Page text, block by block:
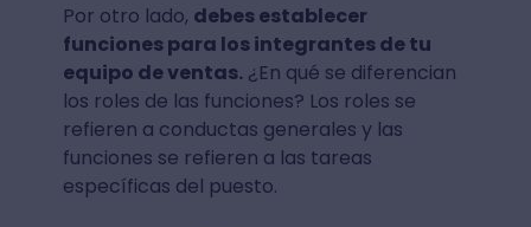
Por otro lado, debes establecer
funciones para los integrantes de tu
equipo de ventas.¿En qué se diferencian
los roles de las funciones? Los roles se
refieren a conductas generales y las
funciones se refieren a las tareas
específicas del puesto.